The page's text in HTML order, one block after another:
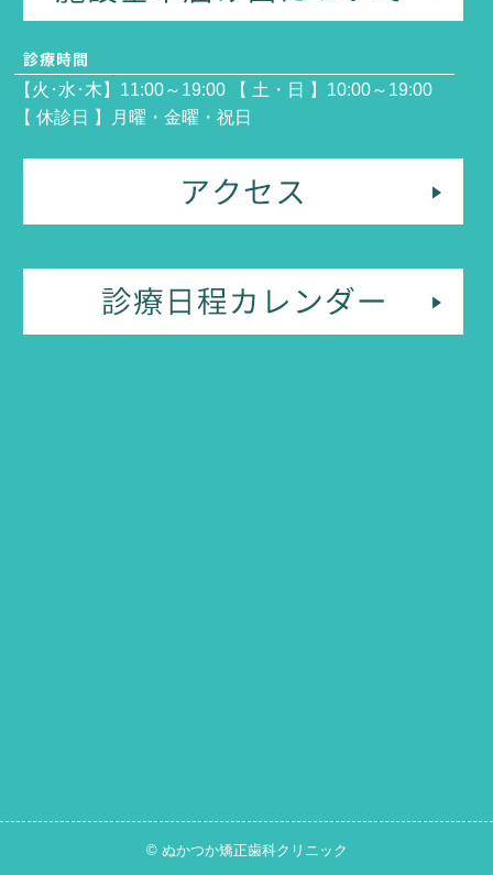
【火･水･木】11:00～19:00 【 土・日 】10:00～19:00
【 休診日 】月曜・金曜・祝日
© ぬかつか矯正歯科クリニック